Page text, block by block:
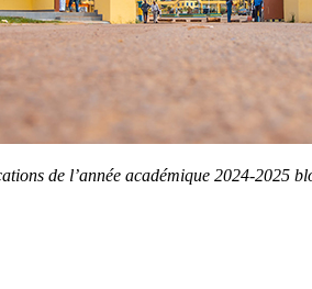
de l’année académique 2024-2025